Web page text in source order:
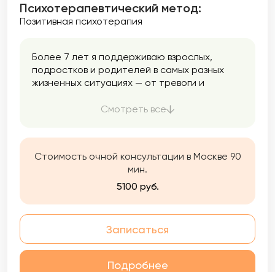
Психотерапевтический метод:
Позитивная психотерапия
Более 7 лет я поддерживаю взрослых,
подростков и родителей в самых разных
жизненных ситуациях — от тревоги и
и внутреннего кризиса. За плечами —
индивидуальности каждого клиента.
Смотреть все
Стоимость очной консультации в Москве 90
мин.
5100 руб.
Записаться
Подробнее